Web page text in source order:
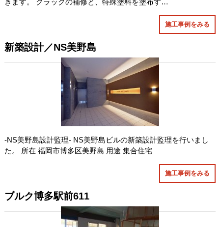
きます。 クラックの補修と、特殊塗料を塗布す…
施工事例をみる
新築設計／NS美野島
-NS美野島設計監理- NS美野島ビルの新築設計監理を行いまし
た。 所在 福岡市博多区美野島 用途 集合住宅
施工事例をみる
ブルク博多駅前611